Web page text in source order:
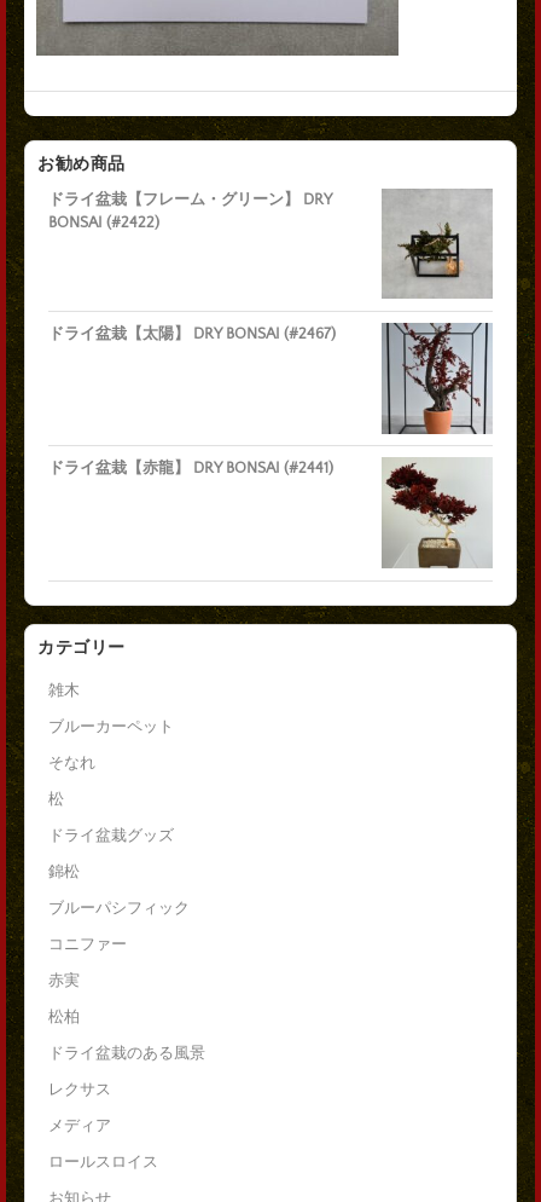
お勧め商品
ドライ盆栽【フレーム・グリーン】 DRY
BONSAI (#2422)
ドライ盆栽【太陽】 DRY BONSAI (#2467)
ドライ盆栽【赤龍】 DRY BONSAI (#2441)
カテゴリー
雑木
ブルーカーペット
そなれ
松
ドライ盆栽グッズ
錦松
ブルーパシフィック
コニファー
赤実
松柏
ドライ盆栽のある風景
レクサス
メディア
ロールスロイス
お知らせ